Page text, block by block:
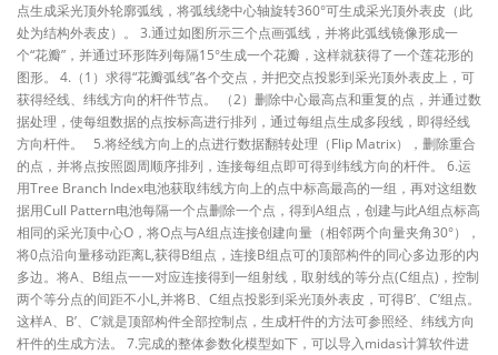
点生成采光顶外轮廓弧线，将弧线绕中心轴旋转360°可生成采光顶外表皮（此
处为结构外表皮）。 3.通过如图所示三个点画弧线，并将此弧线镜像形成一
个“花瓣”，并通过环形阵列每隔15°生成一个花瓣，这样就获得了一个莲花形的
图形。 4.（1）求得“花瓣弧线”各个交点，并把交点投影到采光顶外表皮上，可
获得经线、纬线方向的杆件节点。 （2）删除中心最高点和重复的点，并通过数
据处理，使每组数据的点按标高进行排列，通过每组点生成多段线，即得经线
方向杆件。 5.将经线方向上的点进行数据翻转处理（Flip Matrix），删除重合
的点，并将点按照圆周顺序排列，连接每组点即可得到纬线方向的杆件。 6.运
用Tree Branch Index电池获取纬线方向上的点中标高最高的一组，再对这组数
据用Cull Pattern电池每隔一个点删除一个点，得到A组点，创建与此A组点标高
相同的采光顶中心O，将O点与A组点连接创建向量（相邻两个向量夹角30°），
将0点沿向量移动距离L,获得B组点，连接B组点可的顶部构件的同心多边形的内
多边。将A、B组点一一对应连接得到一组射线，取射线的等分点(C组点)，控制
两个等分点的间距不小L,并将B、C组点投影到采光顶外表皮，可得B’、C’组点。
这样A、B’、C’就是顶部构件全部控制点，生成杆件的方法可参照经、纬线方向
杆件的生成方法。 7.完成的整体参数化模型如下，可以导入midas计算软件进